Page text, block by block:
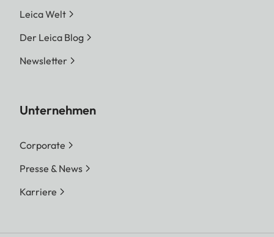
Leica Welt
Der Leica Blog
Newsletter
Unternehmen
Corporate
Presse & News
Karriere